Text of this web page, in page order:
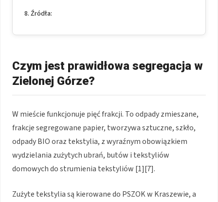
Źródła:
Czym jest prawidłowa segregacja w
Zielonej Górze?
W mieście funkcjonuje pięć frakcji. To odpady zmieszane,
frakcje segregowane papier, tworzywa sztuczne, szkło,
odpady BIO oraz tekstylia, z wyraźnym obowiązkiem
wydzielania zużytych ubrań, butów i tekstyliów
domowych do strumienia tekstyliów [1][7].
Zużyte tekstylia są kierowane do PSZOK w Kraszewie, a